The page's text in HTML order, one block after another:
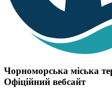
Чорноморська міська
Офіційний вебсайт